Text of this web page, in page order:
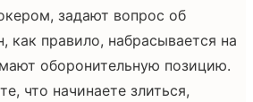
задают вопрос об
как правило, набрасывается на
оборонительную позицию.
что начинаете злиться,